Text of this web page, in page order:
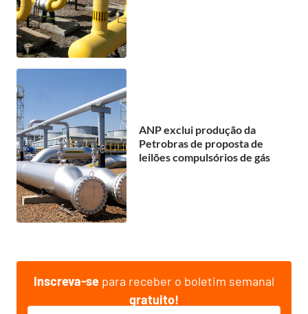
ANP exclui produção da
Petrobras de proposta de
leilões compulsórios de gás
Inscreva-se para receber o boletim semanal
gratuito!